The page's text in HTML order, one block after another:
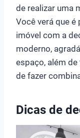
de realizar uma
Você verá que
imóvel com a
moderno,
espaço, além
de fazer
Dicas de